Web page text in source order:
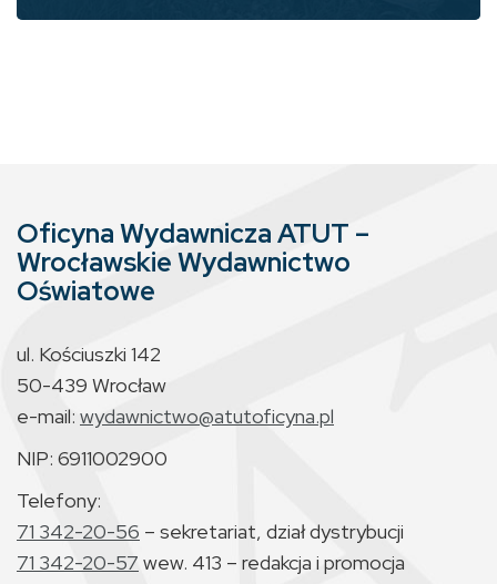
Oficyna Wydawnicza ATUT –
Wrocławskie Wydawnictwo
Oświatowe
ul. Kościuszki 142
50-439 Wrocław
e-mail: wydawnictwo@atutoficyna.pl
NIP: 6911002900
Telefony:
71 342-20-56 – sekretariat, dział dystrybucji
71 342-20-57 wew. 413 – redakcja i promocja